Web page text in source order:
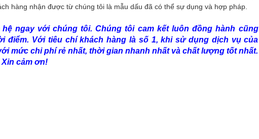
hàng nhận được từ chúng tôi là mẫu dấu đã có thể sự dụng và hợp pháp.
ngay với chúng tôi. Chúng tôi cam kết luôn đồng hành cũng
điểm. Với tiêu chí khách hàng là số 1, khi sử dụng dịch vụ của
mức chi phí rẻ nhất, thời gian nhanh nhất và chất lượng tốt nhất.
cảm ơn!